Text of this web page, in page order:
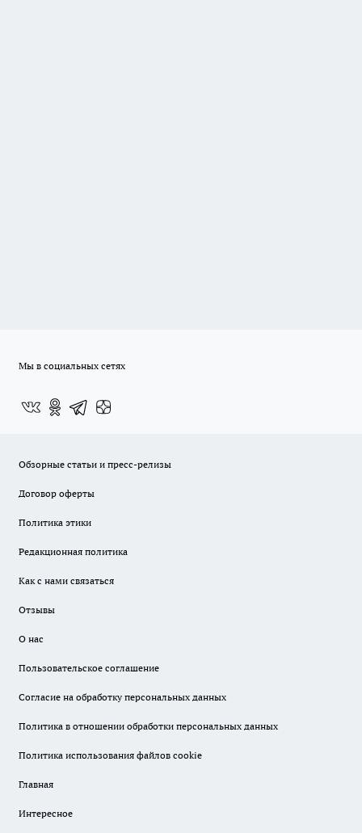
Мы в социальных сетях
Обзорные статьи и пресс-релизы
Договор оферты
Политика этики
Редакционная политика
Как с нами связаться
Отзывы
О нас
Пользовательское соглашение
Согласие на обработку персональных данных
Политика в отношении обработки персональных данных
Политика использования файлов cookie
Главная
Интересное